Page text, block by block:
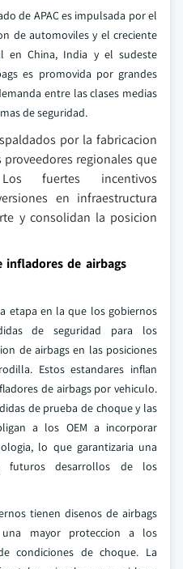
de APAC es impulsada por el
de automoviles y el creciente
en China, India y el sudeste
es promovida por grandes
entre las clases medias
de seguridad.
por la fabricacion
regionales que
fuertes incentivos
en infraestructura
y consolidan la posicion
infladores de airbags
etapa en la que los gobiernos
de seguridad para los
de airbags en las posiciones
Estos estandares inflan
de airbags por vehiculo.
de prueba de choque y las
a los OEM a incorporar
lo que garantizaria una
futuros desarrollos de los
tienen disenos de airbags
mayor proteccion a los
condiciones de choque. La